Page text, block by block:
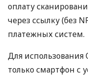
оплату
через ссылку (без
платежных систем.
Для использования
только смартфон